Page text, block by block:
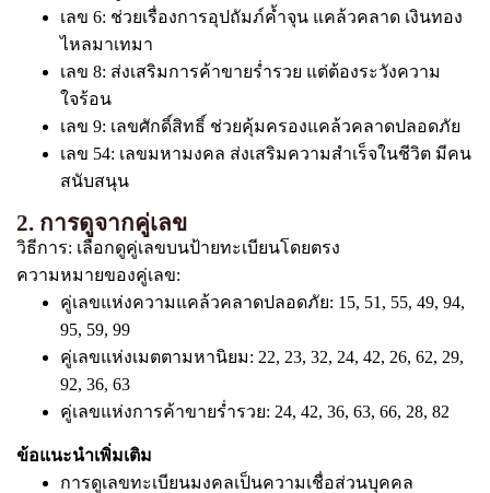
เลข 6: ช่วยเรื่องการอุปถัมภ์ค้ำจุน แคล้วคลาด เงินทอง
ไหลมาเทมา
เลข 8: ส่งเสริมการค้าขายร่ำรวย แต่ต้องระวังความ
ใจร้อน
เลข 9: เลขศักดิ์สิทธิ์ ช่วยคุ้มครองแคล้วคลาดปลอดภัย
เลข 54: เลขมหามงคล ส่งเสริมความสำเร็จในชีวิต มีคน
สนับสนุน
2. การดูจากคู่เลข
วิธีการ: เลือกดูคู่เลขบนป้ายทะเบียนโดยตรง
ความหมายของคู่เลข:
คู่เลขแห่งความแคล้วคลาดปลอดภัย: 15, 51, 55, 49, 94,
95, 59, 99
คู่เลขแห่งเมตตามหานิยม: 22, 23, 32, 24, 42, 26, 62, 29,
92, 36, 63
คู่เลขแห่งการค้าขายร่ำรวย: 24, 42, 36, 63, 66, 28, 82
ข้อแนะนำเพิ่มเติม
การดูเลขทะเบียนมงคลเป็นความเชื่อส่วนบุคคล